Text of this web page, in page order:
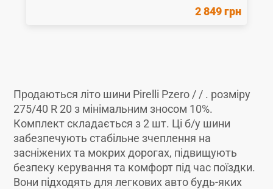
2 849 грн
Продаються літо шини Pirelli Pzero / / . розміру
275/40 R 20 з мінімальним зносом 10%.
Комплект складається з 2 шт. Ці б/у шини
забезпечують стабільне зчеплення на
засніжених та мокрих дорогах, підвищують
безпеку керування та комфорт під час поїздки.
Вони підходять для легкових авто будь-яких